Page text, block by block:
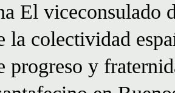
El viceconsulado
la colectividad
progreso y